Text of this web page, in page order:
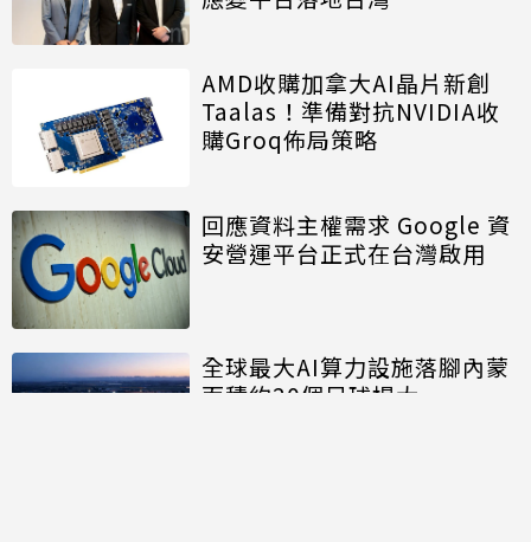
AMD收購加拿大AI晶片新創
Taalas！準備對抗NVIDIA收
購Groq佈局策略
回應資料主權需求 Google 資
安營運平台正式在台灣啟用
全球最大AI算力設施落腳內蒙
面積約20個足球場大